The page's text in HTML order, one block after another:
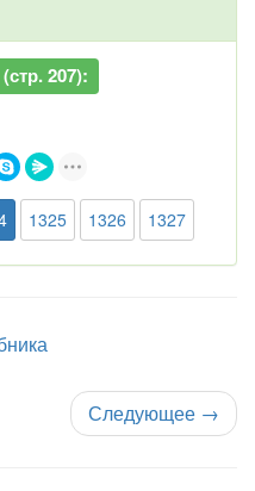
207):
1325 1326 1327
Следующее →